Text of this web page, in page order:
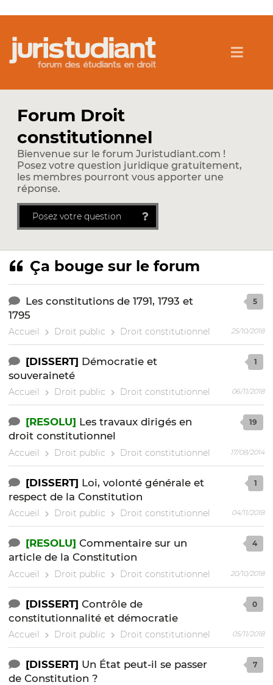
Forum Droit
constitutionnel
Bienvenue sur le forum Juristudiant.com !
Posez votre question juridique gratuitement,
les membres pourront vous apporter une
réponse.
Posez votre question
Ça bouge sur le forum
Les constitutions de 1791, 1793 et
1795
Accueil Droit public Droit constitutionnel
5
25/10/2018
[DISSERT] Démocratie et
souveraineté
Accueil Droit public Droit constitutionnel
1
06/11/2018
[RESOLU] Les travaux dirigés en
droit constitutionnel
Accueil Droit public Droit constitutionnel
19
17/08/2014
[DISSERT] Loi, volonté générale et
respect de la Constitution
Accueil Droit public Droit constitutionnel
1
04/11/2018
[RESOLU] Commentaire sur un
article de la Constitution
Accueil Droit public Droit constitutionnel
4
20/10/2018
[DISSERT] Contrôle de
constitutionnalité et démocratie
Accueil Droit public Droit constitutionnel
0
05/11/2018
[DISSERT] Un État peut-il se passer
de Constitution ?
7